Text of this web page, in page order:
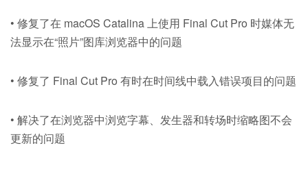
• 修复了在 macOS Catalina 上使用 Final Cut Pro 时媒体无
法显示在“照片”图库浏览器中的问题
• 修复了 Final Cut Pro 有时在时间线中载入错误项目的问题
• 解决了在浏览器中浏览字幕、发生器和转场时缩略图不会
更新的问题